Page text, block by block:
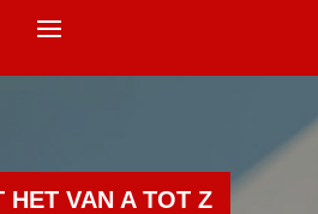
HET VAN A TOT Z